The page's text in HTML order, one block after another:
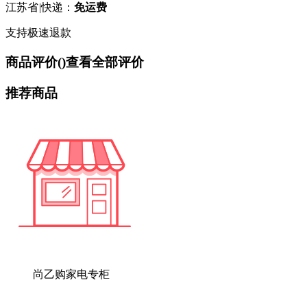
江苏省|快递： 免运费
支持极速退款
商品评价()查看全部评价
推荐商品
尚乙购家电专柜